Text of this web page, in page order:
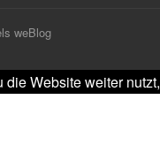
weBlog
Website weiter